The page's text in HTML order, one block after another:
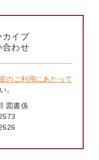
カイブ
合わせ
のご利用にあたって
。
図書係